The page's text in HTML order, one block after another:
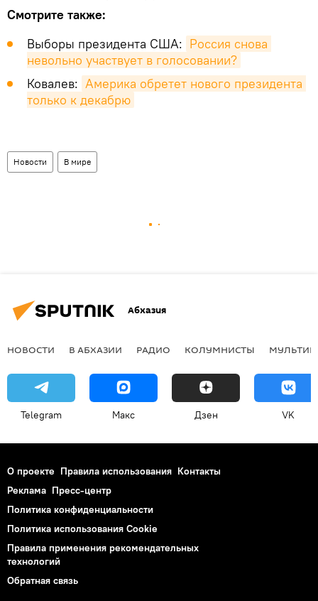
Смотрите также:
Выборы президента США: Россия снова
невольно участвует в голосовании?
Ковалев: Америка обретет нового президента
только к декабрю
Новости В мире
Абхазия
НОВОСТИ В АБХАЗИИ РАДИО КОЛУМНИСТЫ
Telegram Макс Дзен VK
О проекте Правила использования Контакты
Реклама Пресс-центр
Политика конфиденциальности
Политика использования Cookie
Правила применения рекомендательных
технологий
Обратная связь